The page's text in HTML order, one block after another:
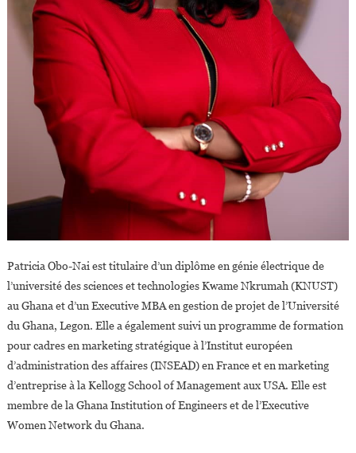
Patricia Obo-Nai est titulaire d’un diplôme en génie électrique de
l’université des sciences et technologies Kwame Nkrumah (KNUST)
au Ghana et d’un Executive MBA en gestion de projet de l’Université
du Ghana, Legon. Elle a également suivi un programme de formation
pour cadres en marketing stratégique à l’Institut européen
d’administration des affaires (INSEAD) en France et en marketing
d’entreprise à la Kellogg School of Management aux USA. Elle est
membre de la Ghana Institution of Engineers et de l’Executive
Women Network du Ghana.